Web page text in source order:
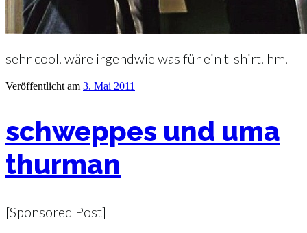
sehr cool. wäre irgendwie was für ein t-shirt. hm.
Veröffentlicht am 3. Mai 2011
schweppes und uma
thurman
[Sponsored Post]